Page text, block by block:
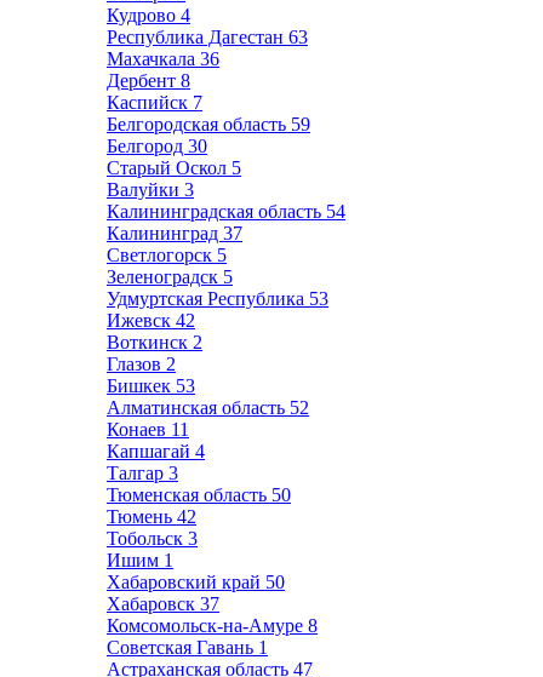
Кудрово 4
Республика Дагестан 63
Махачкала 36
Дербент 8
Каспийск 7
Белгородская область 59
Белгород 30
Старый Оскол 5
Валуйки 3
Калининградская область 54
Калининград 37
Светлогорск 5
Зеленоградск 5
Удмуртская Республика 53
Ижевск 42
Воткинск 2
Глазов 2
Бишкек 53
Алматинская область 52
Конаев 11
Капшагай 4
Талгар 3
Тюменская область 50
Тюмень 42
Тобольск 3
Ишим 1
Хабаровский край 50
Хабаровск 37
Комсомольск-на-Амуре 8
Советская Гавань 1
Астраханская область 47